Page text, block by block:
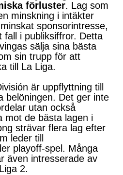
förluster. Lag som
minskning i intäkter
sponsorintresse,
fall i publiksiffror. Detta
sälja sina bästa
sin trupp för att
till La Liga.
är uppflyttning till
belöningen. Det ger inte
utan också
mot de bästa lagen i
strävar flera lag efter
leder till
playoff-spel. Många
även intresserade av
2.